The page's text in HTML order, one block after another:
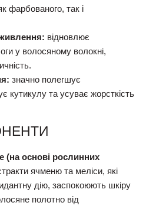
фарбованого, так і
живлення: відновлює
у волосяному волокні,
значно полегшує
кутикулу та усуває жорсткість
(на основі рослинних
ячменю та меліси, які
дію, заспокоюють шкіру
полотно від